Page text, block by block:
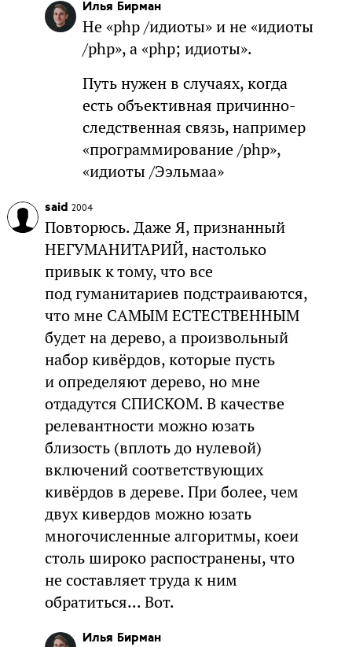
Илья Бирман
Не «php /идиоты» и не «идиоты
/php», а «php; идиоты».
Путь нужен в случаях, когда
есть объективная причинно-
следственная связь, например
«программирование /php»,
«идиоты /Ээльмаа»
said 2004
Повторюсь. Даже Я, признанный
НЕГУМАНИТАРИЙ, настолько
привык к тому, что все
под гуманитариев подстраиваются,
что мне САМЫМ ЕСТЕСТВЕННЫМ
будет на дерево, а произвольный
набор кивёрдов, которые пусть
и определяют дерево, но мне
отдадутся СПИСКОМ. В качестве
релевантности можно юзать
близость (вплоть до нулевой)
включений соответствующих
кивёрдов в дереве. При более, чем
двух кивердов можно юзать
многочисленные алгоритмы, коеи
столь широко распостранены, что
не составляет труда к ним
обратиться... Вот.
Илья Бирман